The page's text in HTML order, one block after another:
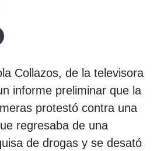
Collazos, de la televisora
informe preliminar que la
protestó contra una
regresaba de una
de drogas y se desató